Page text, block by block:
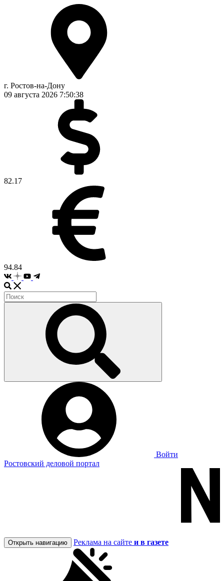
г. Ростов-на-Дону
09 августа 2026 7:50:39
82.17
94.84
Войти
Ростовский деловой портал
Открыть навигацию Реклама на сайте и в газете